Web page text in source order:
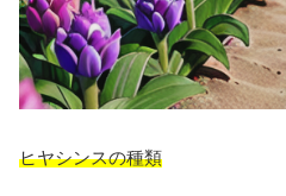
ヒヤシンスの種類